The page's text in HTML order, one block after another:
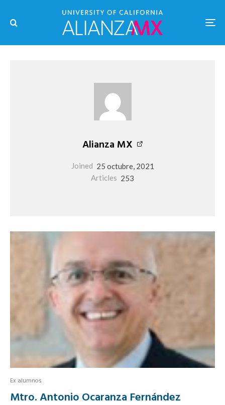
Alianza MX
Joined 25 octubre, 2021
Articles 253
Ex alumnos
Mtro. Antonio Ocaranza Fernández